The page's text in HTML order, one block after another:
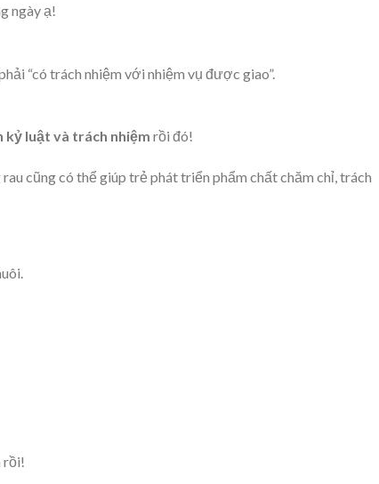
ngày ạ!
“có trách nhiệm với nhiệm vụ được giao”.
kỷ luật và trách nhiệm rồi đó!
cũng có thể giúp trẻ phát triển phẩm chất chăm chỉ, trách
rồi!